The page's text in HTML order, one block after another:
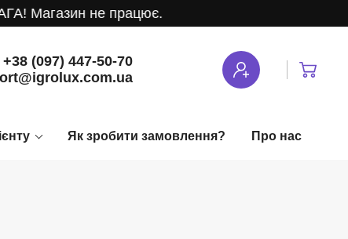
не працює.
+38 (097) 447-50-70
Як зробити замовлення? Про нас